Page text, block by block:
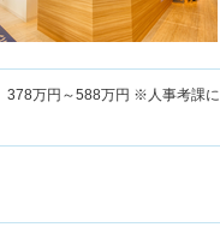
378万円～588万円 ※人事考課に